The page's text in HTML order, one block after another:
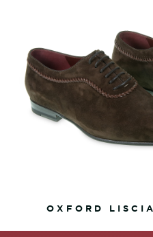
OXFORD